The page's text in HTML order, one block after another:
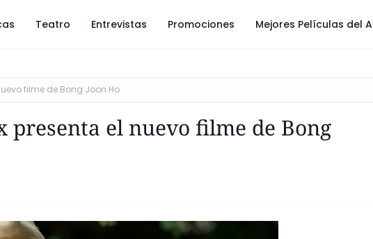
Teatro Entrevistas Promociones Mejores Películas del
filme de Bong Joon Ho
presenta el nuevo filme de Bong